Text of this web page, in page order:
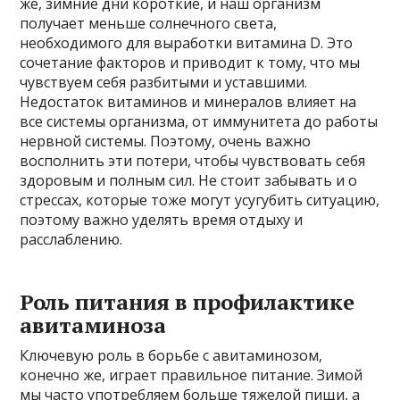
же, зимние дни короткие, и наш организм
получает меньше солнечного света,
необходимого для выработки витамина D. Это
сочетание факторов и приводит к тому, что мы
чувствуем себя разбитыми и уставшими.
Недостаток витаминов и минералов влияет на
все системы организма, от иммунитета до работы
нервной системы. Поэтому, очень важно
восполнить эти потери, чтобы чувствовать себя
здоровым и полным сил. Не стоит забывать и о
стрессах, которые тоже могут усугубить ситуацию,
поэтому важно уделять время отдыху и
расслаблению.
Роль питания в профилактике
авитаминоза
Ключевую роль в борьбе с авитаминозом,
конечно же, играет правильное питание. Зимой
мы часто употребляем больше тяжелой пищи, а